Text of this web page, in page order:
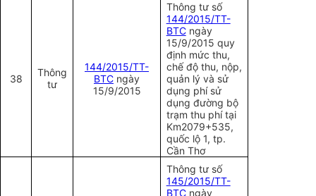
38
Thông
tư
144/2015/TT-
BTC ngày
15/9/2015
Thông tư số
144/2015/TT-
BTCngày
15/9/2015 quy
định mức thu,
chế độ thu, nộp,
quản lý và sử
dụng phí sử
dụng đường bộ
trạm thu phí tại
Km2079+535,
quốc lộ 1, tp.
Cần Thơ
Thông tư số
145/2015/TT-
BTCngày